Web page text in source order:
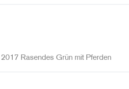
Rasendes Grün mit Pferden